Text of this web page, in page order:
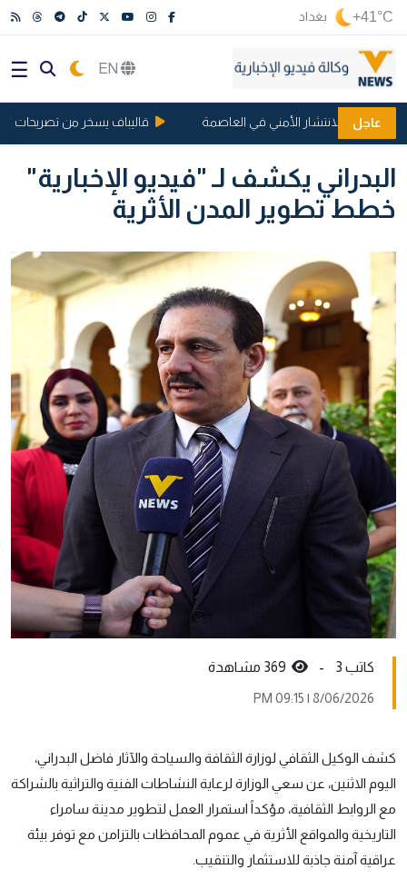
+41°C بغداد
عاجل
الانتشار الأمني في العاصمة قاليباف يسخر من تصريحات
البدراني يكشف لـ "فيديو الإخبارية"
خطط تطوير المدن الأثرية
كاتب 3 -
8/06/2026 | 09:15 PM
كشف الوكيل الثقافي لوزارة الثقافة والسياحة والآثار فاضل البدراني،
اليوم الاثنين، عن سعي الوزارة لرعاية النشاطات الفنية والتراثية بالشراكة
مع الروابط الثقافية، مؤكداً استمرار العمل لتطوير مدينة سامراء
التاريخية والمواقع الأثرية في عموم المحافظات بالتزامن مع توفر بيئة
عراقية آمنة جاذبة للاستثمار والتنقيب.